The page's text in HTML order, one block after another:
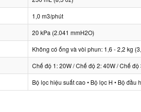
1,0 m3/phút
20 kPa (2.041 mmH2O)
Không có ống và vòi phun: 1,6 - 2,2 kg
Chế độ 1: 20W / Chế độ 2: 40W / Chế
Bộ lọc hiệu suất cao • Bộ lọc H • Bộ đầu